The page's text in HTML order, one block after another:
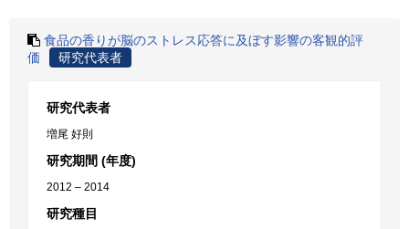
食品の香りが脳のストレス応答に及ぼす影響の客観的評
価
研究代表者
研究代表者
増尾 好則
研究期間 (年度)
2012 – 2014
研究種目